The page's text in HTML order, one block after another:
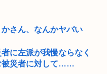
かさん、なんかヤバい
に左派が我慢ならなく
被災者に対して……